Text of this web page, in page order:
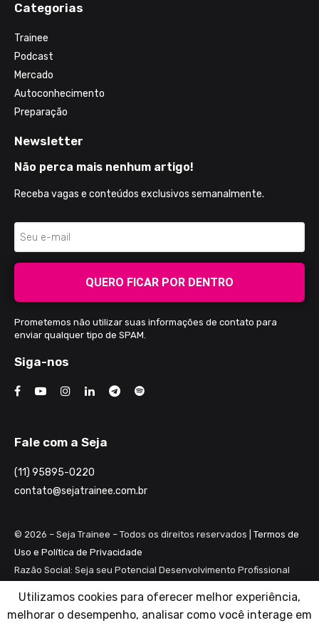
Categorias
Trainee
Podcast
Mercado
Autoconhecimento
Preparação
Newsletter
Não perca mais nenhum artigo!
Receba vagas e conteúdos exclusivos semanalmente.
QUERO FICAR POR DENTRO
Prometemos não utilizar suas informações de contato para
enviar qualquer tipo de SPAM.
Siga-nos
Fale com a Seja
(11) 95895-0220
contato@sejatrainee.com.br
© 2026 – Seja Trainee – Todos os direitos reservados | Termos de
Uso e Política de Privacidade
Razão Social: Seja seu Potencial Desenvolvimento Profissional
CNPJ: 28.461.983/0001-82
Utilizamos cookies para oferecer melhor experiência,
melhorar o desempenho, analisar como você interage em